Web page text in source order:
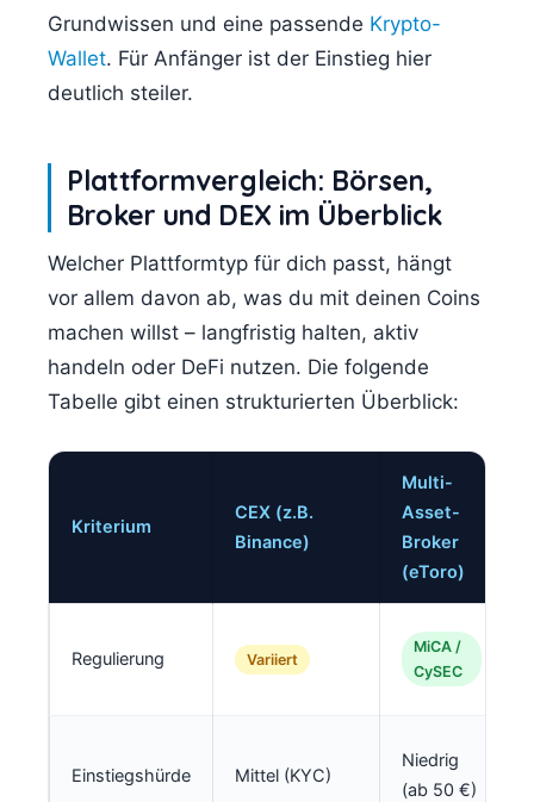
Grundwissen und eine passende Krypto-
Wallet. Für Anfänger ist der Einstieg hier
deutlich steiler.
Plattformvergleich: Börsen,
Broker und DEX im Überblick
Welcher Plattformtyp für dich passt, hängt
vor allem davon ab, was du mit deinen Coins
machen willst – langfristig halten, aktiv
handeln oder DeFi nutzen. Die folgende
Tabelle gibt einen strukturierten Überblick:
Kriterium
CEX (z.B.
Binance)
Multi-
Asset-
Broker
(eToro)
Regulierung Variiert
MiCA /
CySEC
Einstiegshürde Mittel (KYC)
Niedrig
(ab 50 €)